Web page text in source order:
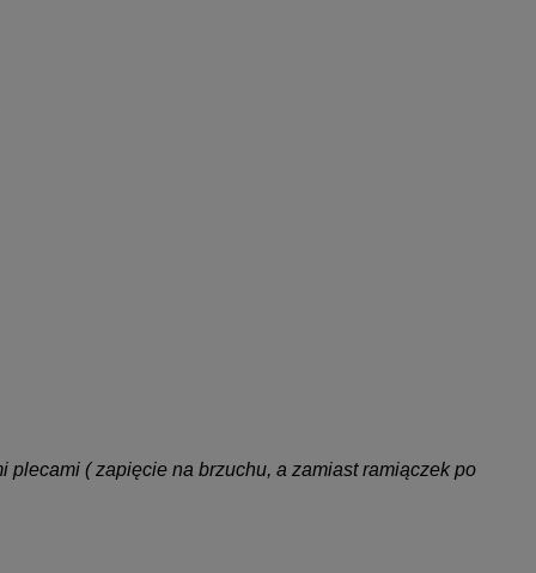
plecami ( zapięcie na brzuchu, a zamiast ramiączek po